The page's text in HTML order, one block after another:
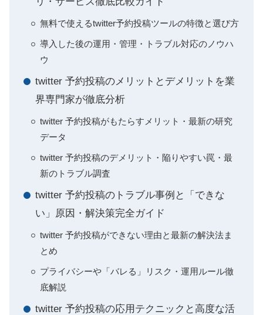
無料で使えるtwitter予約投稿ツールの特徴と選び方
導入した後の運用・管理・トラブル対応のノウハ
ウ
twitter 予約投稿のメリットとデメリットを業
界専門家が徹底分析
twitter 予約投稿がもたらすメリット・最新の研究
データ
twitter 予約投稿のデメリット・陥りやすい罠・最
新のトラブル調査
twitter 予約投稿のトラブル事例と「できな
い」原因・解決策完全ガイド
twitter 予約投稿ができない理由と最新の解決法ま
とめ
プライバシーや「バレる」リスク・運用ルール徹
底解説
twitter 予約投稿の応用テクニックと高度な活